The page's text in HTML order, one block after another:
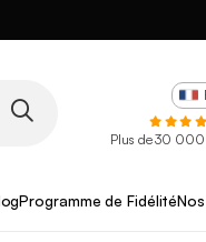
Plus de 30 000
Programme de Fidélité